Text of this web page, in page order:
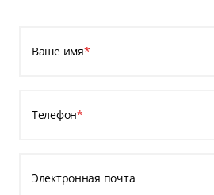
Ваше имя*
Телефон*
Электронная почта